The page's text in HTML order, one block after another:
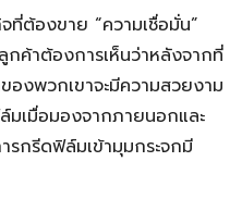
ต้องขาย “ความเชื่อมั่น”
กค้าต้องการเห็นว่าหลังจากที่
งพวกเขาจะมีความสวยงาม
มเมื่อมองจากภายนอกและ
รกรีดฟิล์มเข้ามุมกระจกมี